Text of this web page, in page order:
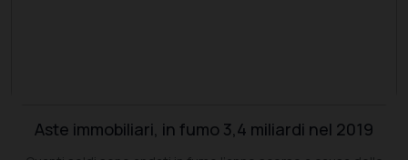
Aste immobiliari, in fumo 3,4 miliardi nel 2019